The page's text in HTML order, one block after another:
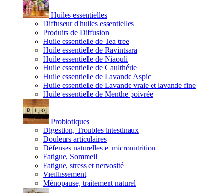
Huiles essentielles
Diffuseur d'huiles essentielles
Produits de Diffusion
Huile essentielle de Tea tree
Huile essentielle de Ravintsara
Huile essentielle de Niaouli
Huile essentielle de Gaulthérie
Huile essentielle de Lavande Aspic
Huile essentielle de Lavande vraie et lavande fine
Huile essentielle de Menthe poivrée
Probiotiques
Digestion, Troubles intestinaux
Douleurs articulaires
Défenses naturelles et micronutrition
Fatigue, Sommeil
Fatigue, stress et nervosité
Vieillissement
Ménopause, traitement naturel